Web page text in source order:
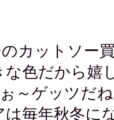
カットソー
な色だから嬉
～ゲッツだ
は毎年秋冬に